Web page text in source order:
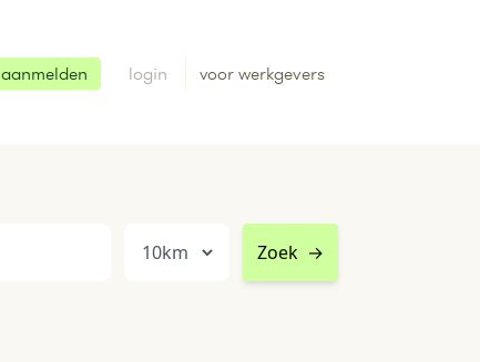
aanmelden login voor werkgevers
Zoek →